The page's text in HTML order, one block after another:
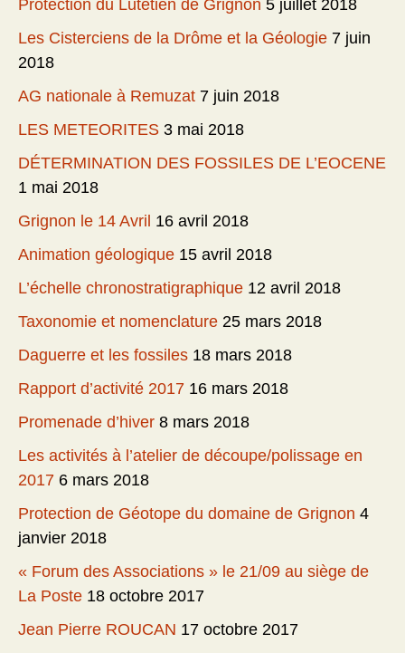
Protection du Lutétien de Grignon 5 juillet 2018
Les Cisterciens de la Drôme et la Géologie 7 juin
2018
AG nationale à Remuzat 7 juin 2018
LES METEORITES 3 mai 2018
DÉTERMINATION DES FOSSILES DE L’EOCENE
1 mai 2018
Grignon le 14 Avril 16 avril 2018
Animation géologique 15 avril 2018
L’échelle chronostratigraphique 12 avril 2018
Taxonomie et nomenclature 25 mars 2018
Daguerre et les fossiles 18 mars 2018
Rapport d’activité 2017 16 mars 2018
Promenade d’hiver 8 mars 2018
Les activités à l’atelier de découpe/polissage en
2017 6 mars 2018
Protection de Géotope du domaine de Grignon 4
janvier 2018
« Forum des Associations » le 21/09 au siège de
La Poste 18 octobre 2017
Jean Pierre ROUCAN 17 octobre 2017